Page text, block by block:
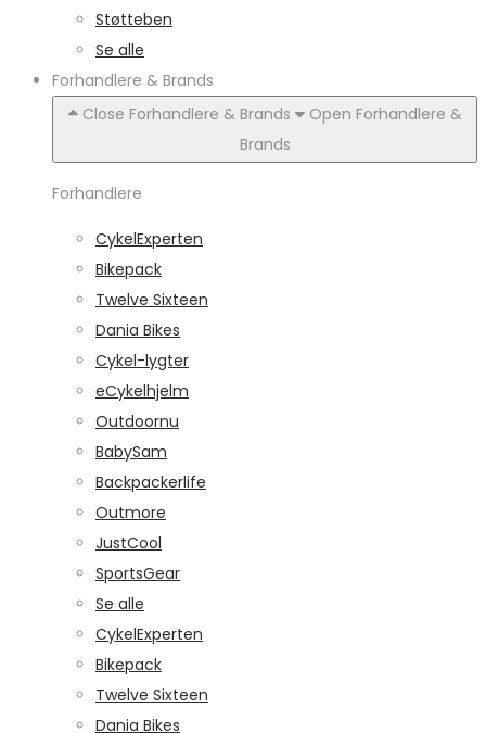
Støtteben
Se alle
Forhandlere & Brands
Close Forhandlere & Brands
Open Forhandlere &
Brands
Forhandlere
CykelExperten
Bikepack
Twelve Sixteen
Dania Bikes
Cykel-lygter
eCykelhjelm
Outdoornu
BabySam
Backpackerlife
Outmore
JustCool
SportsGear
Se alle
CykelExperten
Bikepack
Twelve Sixteen
Dania Bikes